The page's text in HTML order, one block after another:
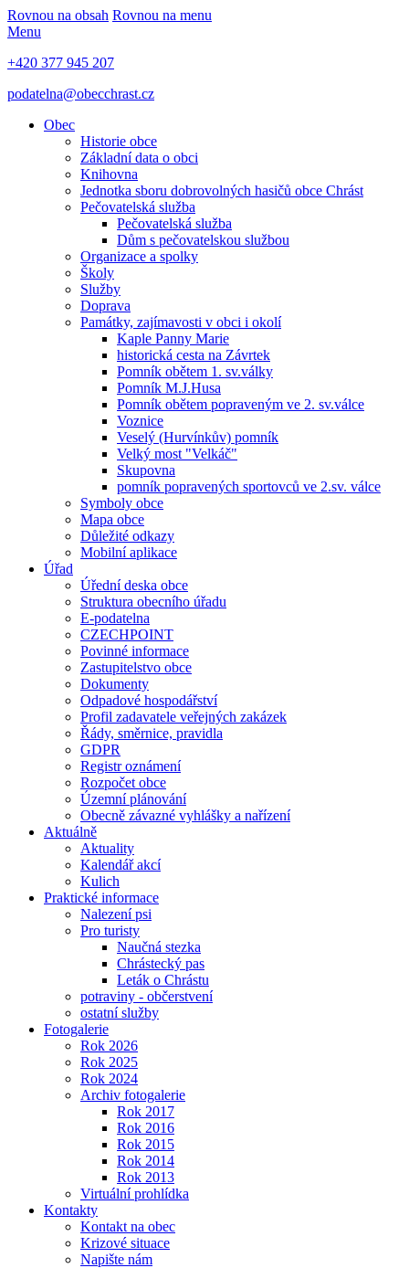
Rovnou na obsah Rovnou na menu
Menu
+420 377 945 207
podatelna@obecchrast.cz
Obec
Historie obce
Základní data o obci
Knihovna
Jednotka sboru dobrovolných hasičů obce Chrást
Pečovatelská služba
Pečovatelská služba
Dům s pečovatelskou službou
Organizace a spolky
Školy
Služby
Doprava
Památky, zajímavosti v obci i okolí
Kaple Panny Marie
historická cesta na Závrtek
Pomník obětem 1. sv.války
Pomník M.J.Husa
Pomník obětem popraveným ve 2. sv.válce
Voznice
Veselý (Hurvínkův) pomník
Velký most "Velkáč"
Skupovna
pomník popravených sportovců ve 2.sv. válce
Symboly obce
Mapa obce
Důležité odkazy
Mobilní aplikace
Úřad
Úřední deska obce
Struktura obecního úřadu
E-podatelna
CZECHPOINT
Povinné informace
Zastupitelstvo obce
Dokumenty
Odpadové hospodářství
Profil zadavatele veřejných zakázek
Řády, směrnice, pravidla
GDPR
Registr oznámení
Rozpočet obce
Územní plánování
Obecně závazné vyhlášky a nařízení
Aktuálně
Aktuality
Kalendář akcí
Kulich
Praktické informace
Nalezení psi
Pro turisty
Naučná stezka
Chrástecký pas
Leták o Chrástu
potraviny - občerstvení
ostatní služby
Fotogalerie
Rok 2026
Rok 2025
Rok 2024
Archiv fotogalerie
Rok 2017
Rok 2016
Rok 2015
Rok 2014
Rok 2013
Virtuální prohlídka
Kontakty
Kontakt na obec
Krizové situace
Napište nám